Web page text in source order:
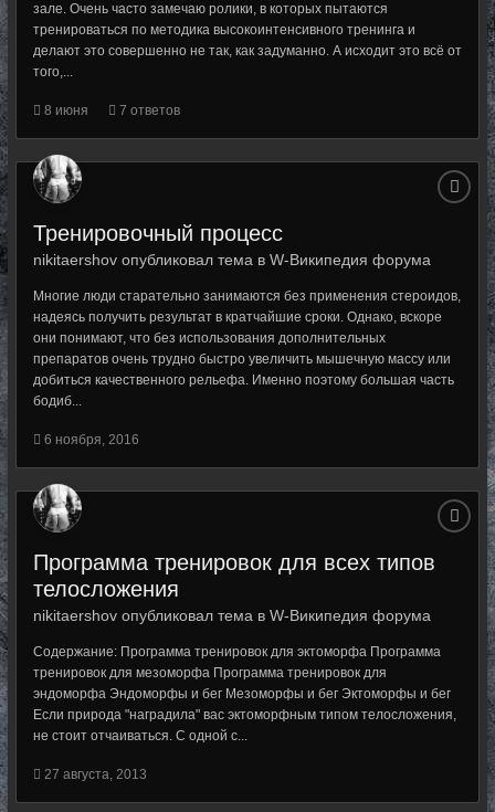
зале. Очень часто замечаю ролики, в которых пытаются
тренироваться по методика высокоинтенсивного тренинга и
делают это совершенно не так, как задуманно. А исходит это всё от
того,...
8 июня 7 ответов
Тренировочный процесс
nikitaershov опубликовал тема в W-Википедия форума
Многие люди старательно занимаются без применения стероидов,
надеясь получить результат в кратчайшие сроки. Однако, вскоре
они понимают, что без использования дополнительных
препаратов очень трудно быстро увеличить мышечную массу или
добиться качественного рельефа. Именно поэтому большая часть
бодиб...
6 ноября, 2016
Программа тренировок для всех типов
телосложения
nikitaershov опубликовал тема в W-Википедия форума
Содержание: Программа тренировок для эктоморфа Программа
тренировок для мезоморфа Программа тренировок для
эндоморфа Эндоморфы и бег Мезоморфы и бег Эктоморфы и бег
Если природа "наградила" вас эктоморфным типом телосложения,
не стоит отчаиваться. С одной с...
27 августа, 2013